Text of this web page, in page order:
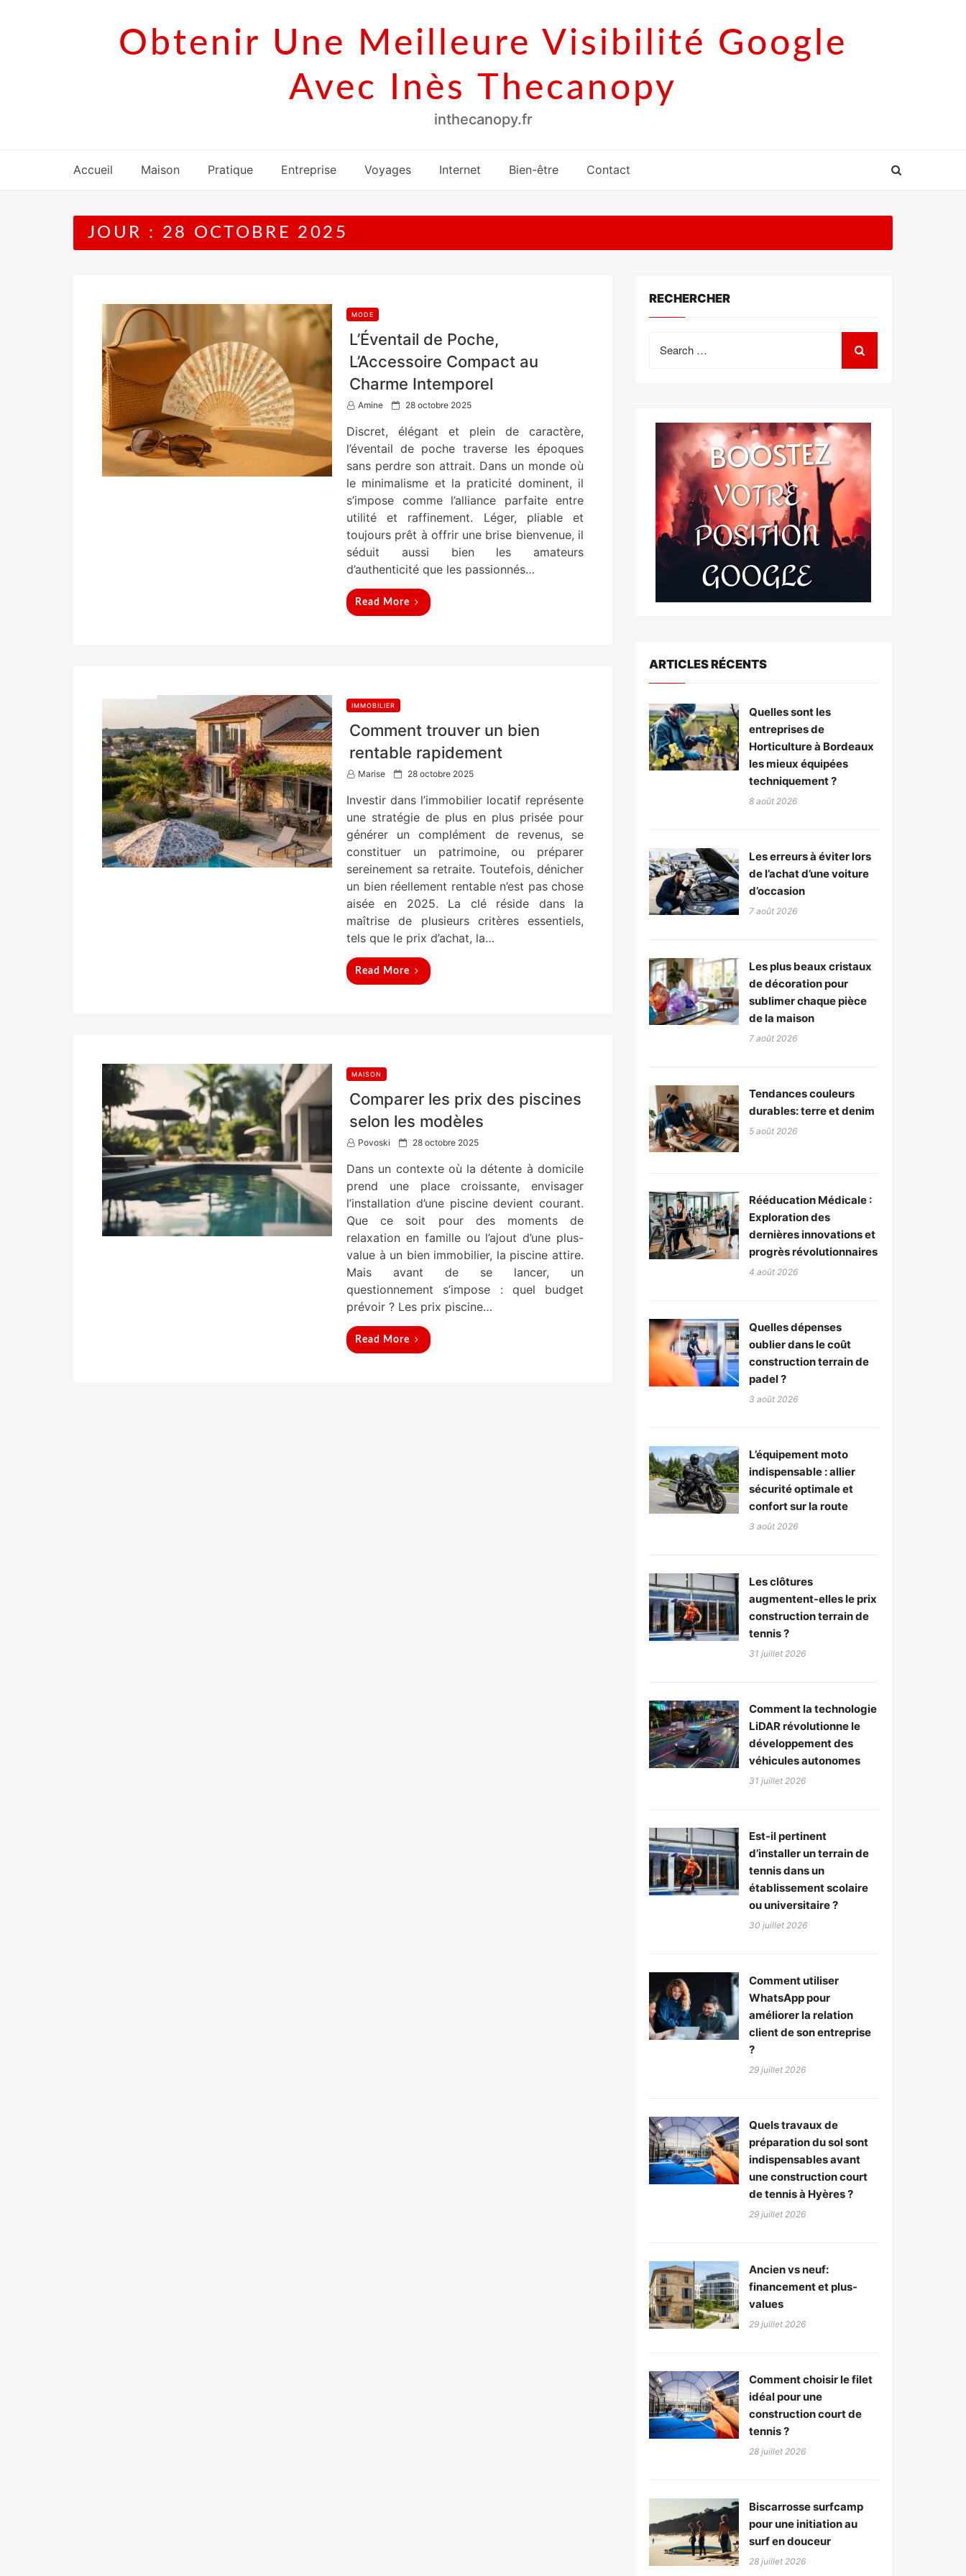
Obtenir Une Meilleure Visibilité Google
Avec Inès Thecanopy
inthecanopy.fr
Accueil Maison Pratique Entreprise Voyages Internet Bien-être Contact
JOUR : 28 OCTOBRE 2025
MODE
L’Éventail de Poche,
L’Accessoire Compact au
Charme Intemporel
Amine
P
s
e
d
o
28 octobre 2025
Discret, élégant et plein de caractère,
l’éventail de poche traverse les époques
sans perdre son attrait. Dans un monde où
le minimalisme et la praticité dominent, il
s’impose comme l’alliance parfaite entre
utilité et raffinement. Léger, pliable et
toujours prêt à offrir une brise bienvenue, il
séduit aussi bien les amateurs
d’authenticité que les passionnés…
Read More
IMMOBILIER
Comment trouver un bien
rentable rapidement
Marise
P
s
t
e
d
28 octobre 2025
Investir dans l’immobilier locatif représente
une stratégie de plus en plus prisée pour
générer un complément de revenus, se
constituer un patrimoine, ou préparer
sereinement sa retraite. Toutefois, dénicher
un bien réellement rentable n’est pas chose
aisée en 2025. La clé réside dans la
maîtrise de plusieurs critères essentiels,
tels que le prix d’achat, la…
Read More
MAISON
Comparer les prix des piscines
selon les modèles
Povoski
P
s
e
d
o
28 octobre 2025
Dans un contexte où la détente à domicile
prend une place croissante, envisager
l’installation d’une piscine devient courant.
Que ce soit pour des moments de
relaxation en famille ou l’ajout d’une plus-
value à un bien immobilier, la piscine attire.
Mais avant de se lancer, un
questionnement s’impose : quel budget
prévoir ? Les prix piscine…
Read More
RECHERCHER
for:
ARTICLES RÉCENTS
Quelles sont les
entreprises de
Horticulture à Bordeaux
les mieux équipées
techniquement ?
8 août 2026
Les erreurs à éviter lors
de l’achat d’une voiture
d’occasion
7 août 2026
Les plus beaux cristaux
de décoration pour
sublimer chaque pièce
de la maison
7 août 2026
Tendances couleurs
durables: terre et denim
5 août 2026
Rééducation Médicale :
Exploration des
dernières innovations et
progrès révolutionnaires
4 août 2026
Quelles dépenses
oublier dans le coût
construction terrain de
padel ?
3 août 2026
L’équipement moto
indispensable : allier
sécurité optimale et
confort sur la route
3 août 2026
Les clôtures
augmentent-elles le prix
construction terrain de
tennis ?
31 juillet 2026
Comment la technologie
LiDAR révolutionne le
développement des
véhicules autonomes
31 juillet 2026
Est-il pertinent
d’installer un terrain de
tennis dans un
établissement scolaire
ou universitaire ?
30 juillet 2026
Comment utiliser
WhatsApp pour
améliorer la relation
client de son entreprise
?
29 juillet 2026
Quels travaux de
préparation du sol sont
indispensables avant
une construction court
de tennis à Hyères ?
29 juillet 2026
Ancien vs neuf:
financement et plus-
values
29 juillet 2026
Comment choisir le filet
idéal pour une
construction court de
tennis ?
28 juillet 2026
Biscarrosse surfcamp
pour une initiation au
surf en douceur
28 juillet 2026